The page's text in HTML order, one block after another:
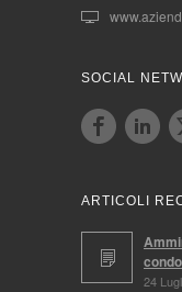
SOCIAL
ARTICOLI
24